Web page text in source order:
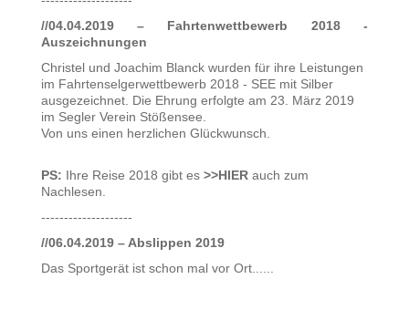
//04.04.2019 – Fahrtenwettbewerb 2018 -
Auszeichnungen
Christel und Joachim Blanck wurden für ihre Leistungen
im Fahrtenselgerwettbewerb 2018 - SEE mit Silber
ausgezeichnet. Die Ehrung erfolgte am 23. März 2019
im Segler Verein Stößensee.
Von uns einen herzlichen Glückwunsch.
PS: Ihre Reise 2018 gibt es >>HIERauch zum
Nachlesen.
--------------------
//06.04.2019 – Abslippen 2019
Das Sportgerät ist schon mal vor Ort......